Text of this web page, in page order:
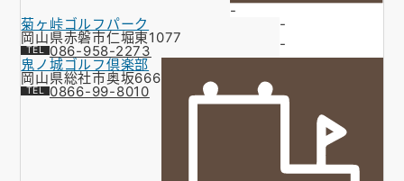
-
菊ヶ峠ゴルフパーク
岡山県赤磐市仁堀東1077
086-958-2273
-
-
鬼ノ城ゴルフ倶楽部
岡山県総社市奥坂666
0866-99-8010